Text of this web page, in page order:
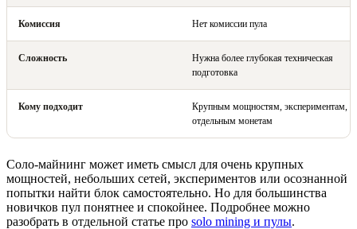
Комиссия Нет комиссии пула
Сложность
Нужна более глубокая техническая
подготовка
Кому подходит
Крупным мощностям, экспериментам,
отдельным монетам
Соло-майнинг может иметь смысл для очень крупных
мощностей, небольших сетей, экспериментов или осознанной
попытки найти блок самостоятельно. Но для большинства
новичков пул понятнее и спокойнее. Подробнее можно
разобрать в отдельной статье про solo mining и пулы.